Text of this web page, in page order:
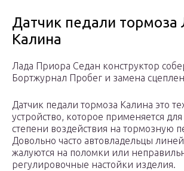
Датчик педали тормоза
Калина
Лада Приора Седан конструктор
Бортжурнал Пробег и замена
Датчик педали тормоза Калина это
устройство, которое применяется
степени воздействия на тормозную
Довольно часто автовладельцы
жалуются на поломки или
регулировочные настойки изделия.